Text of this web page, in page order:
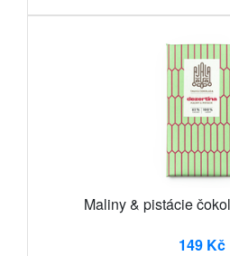
Maliny & pistácie
149 Kč